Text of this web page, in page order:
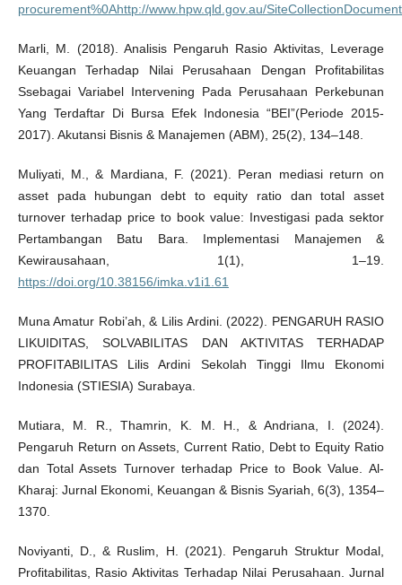
procurement%0Ahttp://www.hpw.qld.gov.au/
Marli, M. (2018). Analisis Pengaruh Rasio Aktivitas, Leverage
Keuangan Terhadap Nilai Perusahaan Dengan Profitabilitas
Ssebagai Variabel Intervening Pada Perusahaan Perkebunan
Yang Terdaftar Di Bursa Efek Indonesia “BEI”(Periode 2015-
2017). Akutansi Bisnis & Manajemen (ABM), 25(2), 134–148.
Muliyati, M., & Mardiana, F. (2021). Peran mediasi return on
asset pada hubungan debt to equity ratio dan total asset
turnover terhadap price to book value: Investigasi pada sektor
Pertambangan Batu Bara. Implementasi Manajemen &
Kewirausahaan, 1(1), 1–19.
https://doi.org/10.38156/imka.v1i1.61
Muna Amatur Robi’ah, & Lilis Ardini. (2022). PENGARUH RASIO
LIKUIDITAS, SOLVABILITAS DAN AKTIVITAS TERHADAP
PROFITABILITAS Lilis Ardini Sekolah Tinggi Ilmu Ekonomi
Indonesia (STIESIA) Surabaya.
Mutiara, M. R., Thamrin, K. M. H., & Andriana, I. (2024).
Pengaruh Return on Assets, Current Ratio, Debt to Equity Ratio
dan Total Assets Turnover terhadap Price to Book Value. Al-
Kharaj: Jurnal Ekonomi, Keuangan & Bisnis Syariah, 6(3), 1354–
1370.
Noviyanti, D., & Ruslim, H. (2021). Pengaruh Struktur Modal,
Profitabilitas, Rasio Aktivitas Terhadap Nilai Perusahaan. Jurnal